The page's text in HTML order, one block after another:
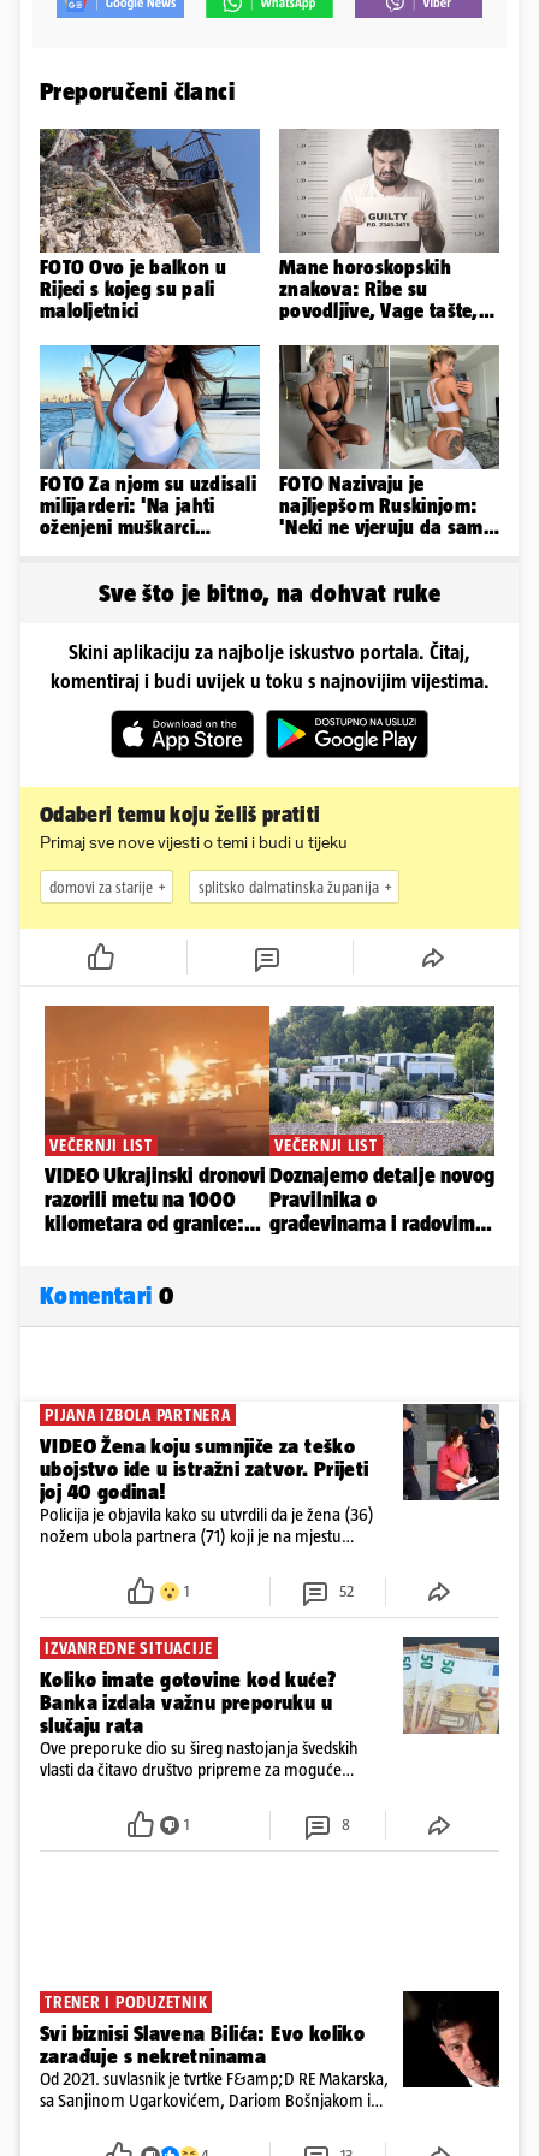
Preporučeni članci
FOTO Ovo je balkon u
Rijeci s kojeg su pali
maloljetnici
Mane horoskopskih
znakova: Ribe su
povodljive, Vage tašte,
sebičan...
FOTO Za njom su uzdisali
milijarderi: 'Na jahti
oženjeni muškarci
FOTO Nazivaju je
najljepšom Ruskinjom:
'Neki ne vjeruju da sam
Sve što je bitno, na dohvat ruke
Skini aplikaciju za najbolje iskustvo portala. Čitaj,
komentiraj i budi uvijek u toku s najnovijim vijestima.
Odaberi temu koju želiš pratiti
Primaj sve nove vijesti o temi i budi u tijeku
domovi za starije splitsko dalmatinska županija
Komentari 0
PIJANA IZBOLA PARTNERA
VIDEO Žena koju sumnjiče za teško
ubojstvo ide u istražni zatvor. Prijeti
joj 40 godina!
Policija je objavila kako su utvrdili da je žena (36)
nožem ubola partnera (71) koji je na mjestu
ispitali i poslali u istražni zatvor
1 52
IZVANREDNE SITUACIJE
Koliko imate gotovine kod kuće?
Banka izdala važnu preporuku u
slučaju rata
Ove preporuke dio su šireg nastojanja švedskih
vlasti da čitavo društvo pripreme za moguće
1 8
TRENER I PODUZETNIK
Svi biznisi Slavena Bilića: Evo koliko
zarađuje s nekretninama
Od 2021. suvlasnik je tvrtke F&amp;D RE Makarska,
sa Sanjinom Ugarkovićem, Dariom Bošnjakom i
poslovanje nekretninama, a od osnutka nema